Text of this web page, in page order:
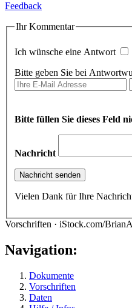
Feedback
Ihr Kommentar
Ich wünsche eine Antwort
Bitte geben Sie bei
Bitte füllen Sie dieses Feld
Nachricht
Vielen Dank für Ihre
Vorschriften · iStock.com/
Navigation:
Dokumente
Vorschriften
Daten